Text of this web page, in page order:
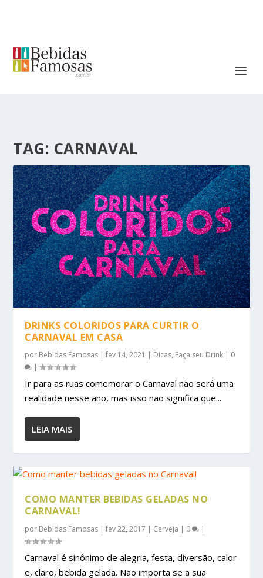
TAG: CARNAVAL
DRINKS COLORIDOS PARA CURTIR O
CARNAVAL EM CASA
por Bebidas Famosas |fev 14, 2021 | Dicas, Faça seu Drink | 0
|
Ir para as ruas comemorar o Carnaval não será uma
realidade nesse ano, mas isso não significa que...
LEIA MAIS
COMO MANTER BEBIDAS GELADAS NO
CARNAVAL!
por Bebidas Famosas |fev 22, 2017 | Cerveja | 0 |
Carnaval é sinônimo de alegria, festa, diversão, calor
e, claro, bebida gelada. Não importa se a sua